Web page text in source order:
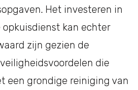
Het investeren in
opkuisdienst kan echter
zijn gezien de
die
een grondige reiniging van